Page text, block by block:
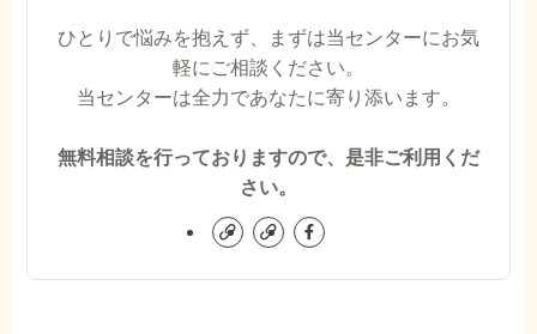
ひとりで悩みを抱えず、まずは当センターにお気
軽にご相談ください。
当センターは全力であなたに寄り添います。
無料相談を行っておりますので、是非ご利用くだ
さい。